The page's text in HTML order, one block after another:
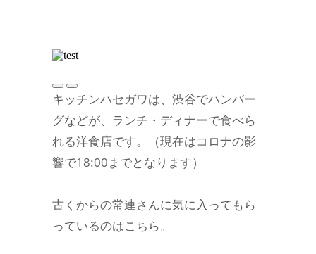
キッチンハセガワは、渋谷でハンバー
グなどが、ランチ・ディナーで食べら
れる洋食店です。（現在はコロナの影
響で18:00までとなります）
古くからの常連さんに気に入ってもら
っているのはこちら。